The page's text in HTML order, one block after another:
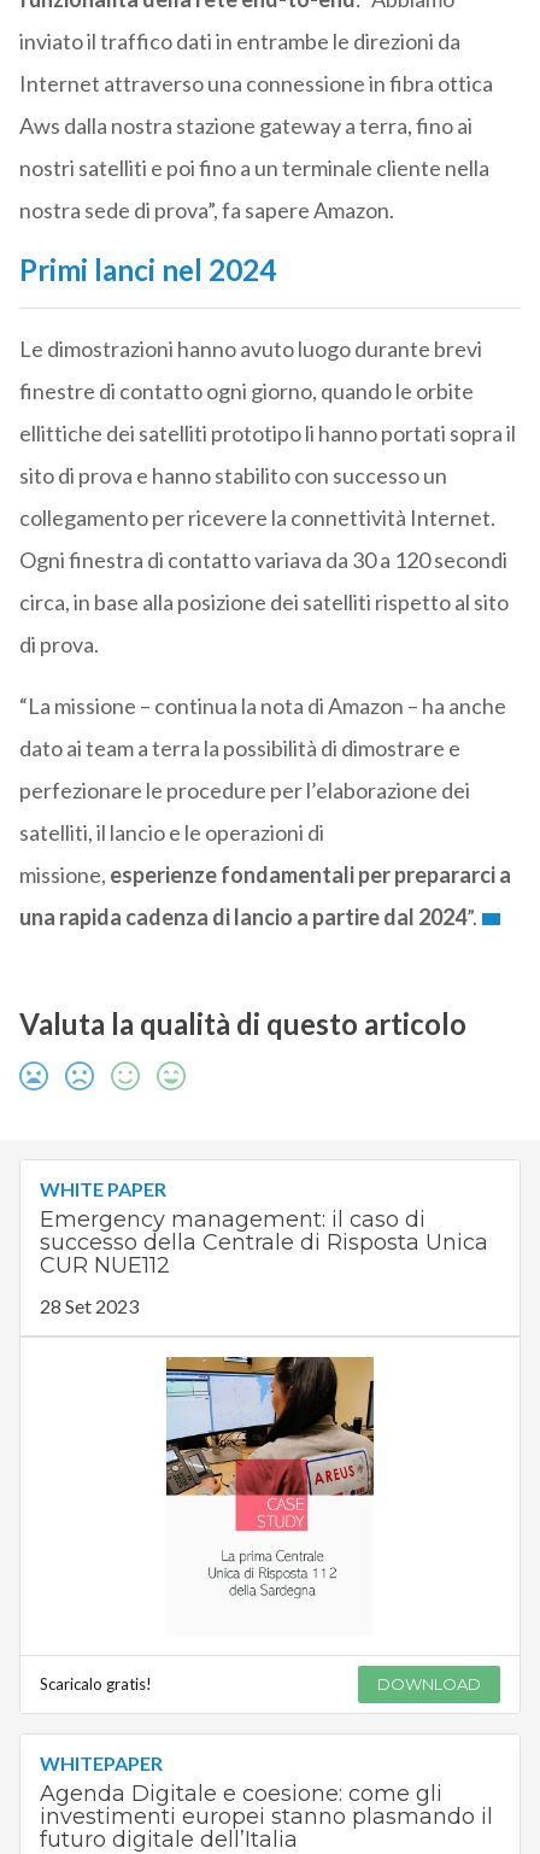
inviato il traffico dati in entrambe le direzioni da
Internet attraverso una connessione in fibra ottica
Aws dalla nostra stazione gateway a terra, fino ai
nostri satelliti e poi fino a un terminale cliente nella
nostra sede di prova”, fa sapere Amazon.
Primi lanci nel 2024
Le dimostrazioni hanno avuto luogo durante brevi
finestre di contatto ogni giorno, quando le orbite
ellittiche dei satelliti prototipo li hanno portati sopra il
sito di prova e hanno stabilito con successo un
collegamento per ricevere la connettività Internet.
Ogni finestra di contatto variava da 30 a 120 secondi
circa, in base alla posizione dei satelliti rispetto al sito
di prova.
“La missione – continua la nota di Amazon – ha anche
dato ai team a terra la possibilità di dimostrare e
perfezionare le procedure per l’elaborazione dei
satelliti, il lancio e le operazioni di
missione, esperienze fondamentali per prepararci a
una rapida cadenza di lancio a partire dal 2024”.
Valuta la qualità di questo articolo
WHITE PAPER
Emergency management: il caso di
successo della Centrale di Risposta Unica
CUR NUE112
28 Set 2023
Scaricalo gratis! DOWNLOAD
WHITEPAPER
Agenda Digitale e coesione: come gli
investimenti europei stanno plasmando il
futuro digitale dell’Italia